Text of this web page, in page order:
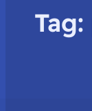
Tag: